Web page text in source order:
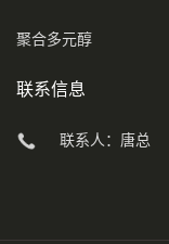
聚合多元醇
联系信息
联系人：唐总